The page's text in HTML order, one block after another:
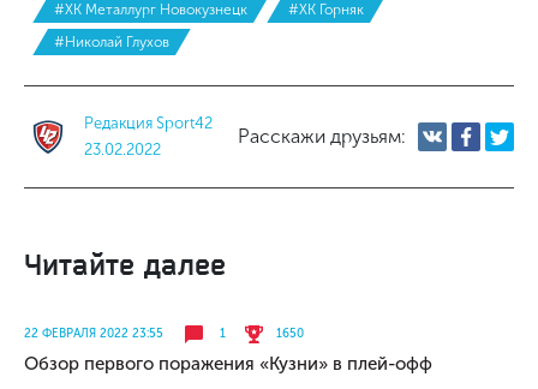
#ХК Металлург Новокузнецк
#ХК Горняк
#Николай Глухов
Редакция Sport42
23.02.2022
Расскажи друзьям:
Читайте далее
22 ФЕВРАЛЯ 2022 23:55 1 1650
Обзор первого поражения «Кузни» в плей-офф